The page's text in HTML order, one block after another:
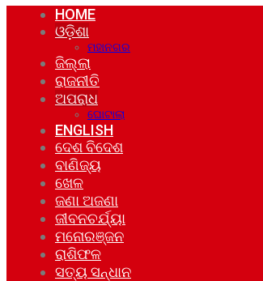
HOME
ଓଡ଼ିଶା
ମହାନଗର
ଜିଲ୍ଲା
ରାଜନୀତି
ଅପରାଧ
ଘୋଟାଲା
ENGLISH
ଦେଶ ବିଦେଶ
ବାଣିଜ୍ୟ
ଖେଳ
ଜଣା ଅଜଣା
ଜୀବନଚର୍ଯ୍ୟା
ମନୋରଞ୍ଜନ
ରାଶିଫଳ
ସତ୍ୟ ସନ୍ଧାନ